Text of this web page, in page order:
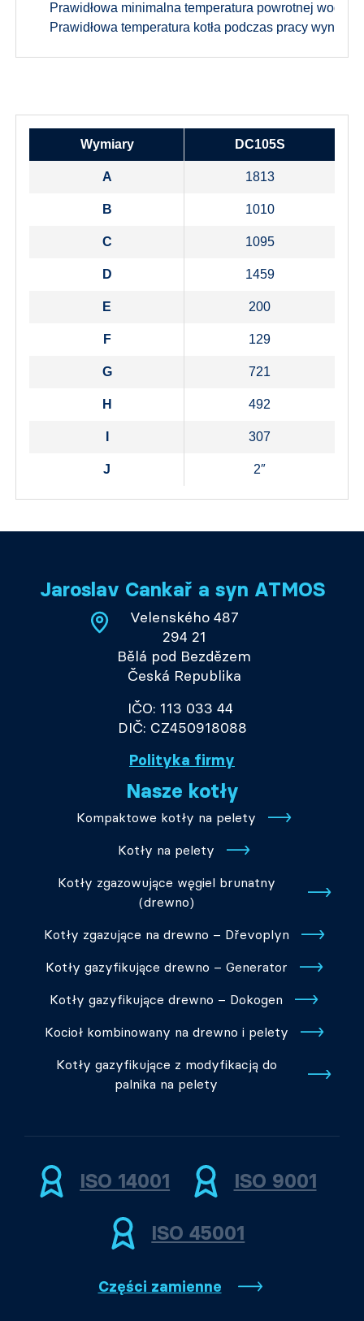
Prawidłowa minimalna temperatura powrotnej wody
Prawidłowa temperatura kotła podczas pracy wynosi
Wymiary DC105S
A 1813
B 1010
C 1095
D 1459
E 200
F 129
G 721
H 492
307
J 2″
Jaroslav Cankař a syn ATMOS
Velenského 487
294 21
Bělá pod Bezdězem
Česká Republika
IČO: 113 033 44
DIČ: CZ450918088
Polityka firmy
Nasze kotły
Kompaktowe kotły na pelety
Kotły na pelety
Kotły zgazowujące węgiel brunatny
(drewno)
Kotły zgazujące na drewno – Dřevoplyn
Kotły gazyfikujące drewno – Generator
Kotły gazyfikujące drewno – Dokogen
Kocioł kombinowany na drewno i pelety
Kotły gazyfikujące z modyfikacją do
palnika na pelety
ISO 14001 ISO 9001
ISO 45001
Części zamienne